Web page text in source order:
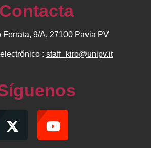
Contacta
Ferrata, 9/A, 27100 Pavia PV
: staff_kiro@unipv.it